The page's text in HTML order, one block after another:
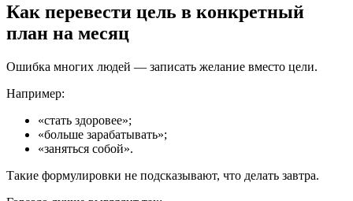
Как перевести цель в конкретный
план на месяц
Ошибка многих людей — записать желание вместо цели.
Например:
«стать здоровее»;
«больше зарабатывать»;
«заняться собой».
Такие формулировки не подсказывают, что делать завтра.